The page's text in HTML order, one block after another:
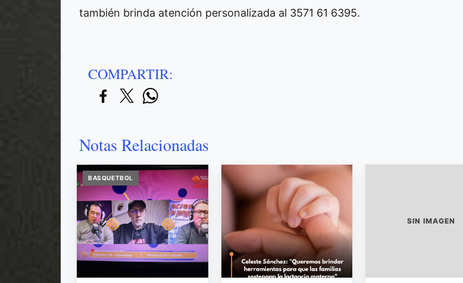
también brinda atención personalizada al 3571 61 6395.
COMPARTIR:
Notas Relacionadas
BASQUETBOL
SIN IMAGEN